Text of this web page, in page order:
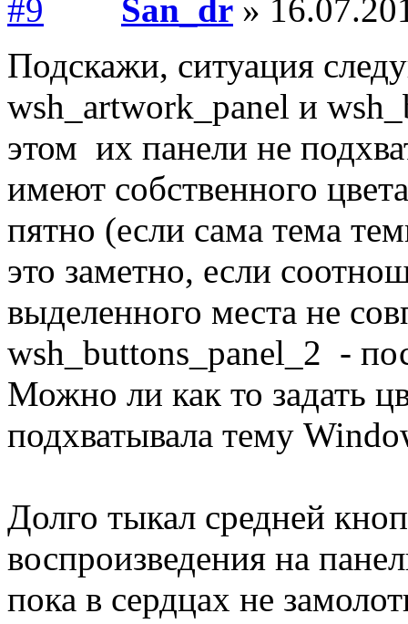
San_dr »
Подскажи, ситуация
wsh_artwork_panel и
этом их панели не
имеют собственного
пятно (если сама тема
это заметно, если
выделенного места не
wsh_buttons_panel_2 -
Можно ли как то задать
подхватывала тему
Долго тыкал средней
воспроизведения на
пока в сердцах не